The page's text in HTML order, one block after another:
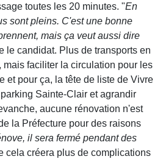
toutes les 20 minutes. "En
sont pleins. C'est une bonne
mais ça veut aussi dire
le candidat. Plus de transports en
mais faciliter la circulation pour les
et pour ça, la tête de liste de Vivre
Sainte-Clair et agrandir
aucune rénovation n'est
la Préfecture pour des raisons
il sera fermé pendant des
cela créera plus de complications